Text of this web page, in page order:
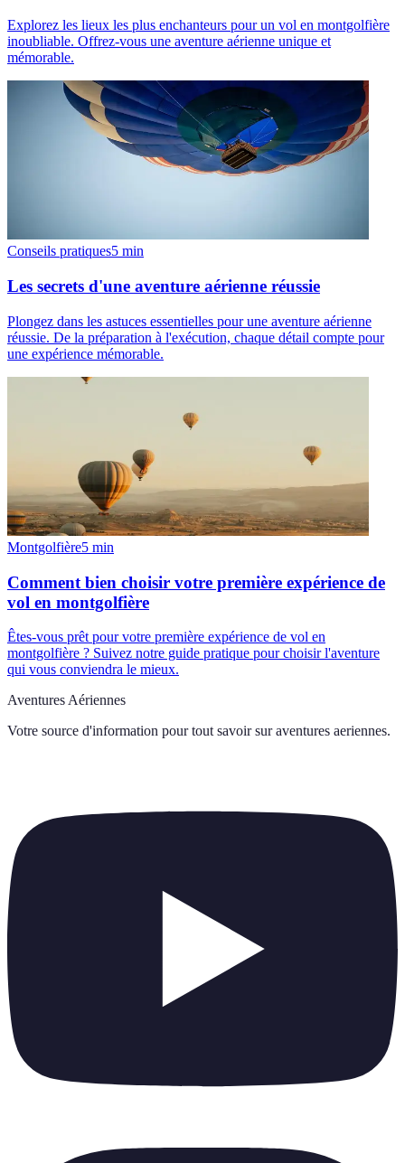
Explorez les lieux les plus enchanteurs pour un vol en montgolfière
inoubliable. Offrez-vous une aventure aérienne unique et
mémorable.
Conseils pratiques5 min
Les secrets d'une aventure aérienne réussie
Plongez dans les astuces essentielles pour une aventure aérienne
réussie. De la préparation à l'exécution, chaque détail compte pour
une expérience mémorable.
Montgolfière5 min
Comment bien choisir votre première expérience de
vol en montgolfière
Êtes-vous prêt pour votre première expérience de vol en
montgolfière ? Suivez notre guide pratique pour choisir l'aventure
qui vous conviendra le mieux.
Aventures Aériennes
Votre source d'information pour tout savoir sur aventures aeriennes.